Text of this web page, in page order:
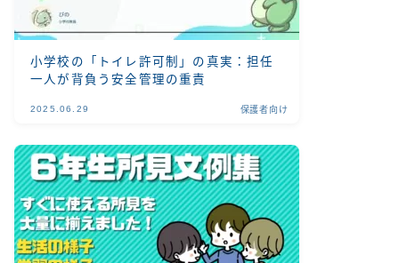
小学校の「トイレ許可制」の真実：担任
一人が背負う安全管理の重責
2025.06.29 保護者向け